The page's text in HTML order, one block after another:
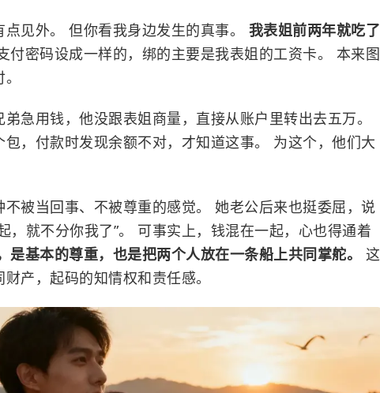
见外。 但你看我身边发生的真事。 我表姐前两年就吃了
付密码设成一样的，绑的主要是我表姐的工资卡。 本来图
急用钱，他没跟表姐商量，直接从账户里转出去五万。
，付款时发现余额不对，才知道这事。 为这个，他们大
被当回事、不被尊重的感觉。 她老公后来也挺委屈，说
，就不分你我了”。 可事实上，钱混在一起，心也得通着
是基本的尊重，也是把两个人放在一条船上共同掌舵。 这
产，起码的知情权和责任感。